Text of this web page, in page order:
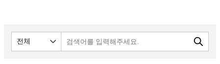
검색